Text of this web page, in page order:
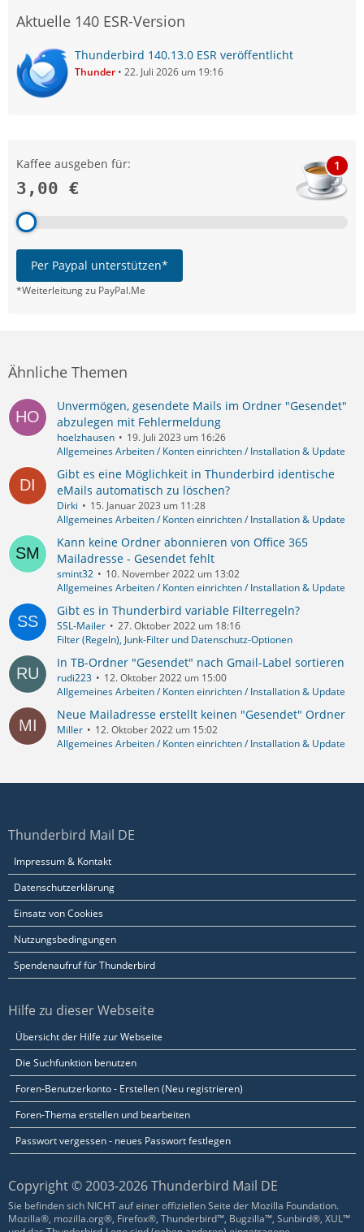
Aktuelle 140 ESR-Version
Thunderbird 140.13.0 ESR veröffentlicht
Thunder 22. Juli 2026 um 19:16
Kaffee ausgeben für:
3,00 €
1
Per Paypal unterstützen*
*Weiterleitung zu PayPal.Me
Ähnliche Themen
Unvermögen, gesendete Mails im Ordner "Gesendet"
abzulegen mit Fehlermeldung
hoelzhausen
19. Juli 2023 um 16:26
Allgemeines Arbeiten / Konten einrichten / Installation & Update
Gibt es eine Möglichkeit in Thunderbird identische
eMails automatisch zu löschen?
Dirki
15. Januar 2023 um 11:28
Allgemeines Arbeiten / Konten einrichten / Installation & Update
Kann keine Ordner abonnieren von Office 365
Mailadresse - Gesendet fehlt
smint32
10. November 2022 um 13:02
Allgemeines Arbeiten / Konten einrichten / Installation & Update
Gibt es in Thunderbird variable Filterregeln?
SSL-Mailer
27. Oktober 2022 um 18:16
Filter (Regeln), Junk-Filter und Datenschutz-Optionen
In TB-Ordner "Gesendet" nach Gmail-Label sortieren
rudi223
12. Oktober 2022 um 15:00
Allgemeines Arbeiten / Konten einrichten / Installation & Update
Neue Mailadresse erstellt keinen "Gesendet" Ordner
Miller
12. Oktober 2022 um 15:02
Allgemeines Arbeiten / Konten einrichten / Installation & Update
Thunderbird Mail DE
Impressum & Kontakt
Datenschutzerklärung
Einsatz von Cookies
Nutzungsbedingungen
Spendenaufruf für Thunderbird
Hilfe zu dieser Webseite
Übersicht der Hilfe zur Webseite
Die Suchfunktion benutzen
Foren-Benutzerkonto - Erstellen (Neu registrieren)
Foren-Thema erstellen und bearbeiten
Passwort vergessen - neues Passwort festlegen
Copyright © 2003-2026 Thunderbird Mail DE
Sie befinden sich NICHT auf einer offiziellen Seite der Mozilla Foundation.
Mozilla®, mozilla.org®, Firefox®, Thunderbird™, Bugzilla™, Sunbird®, XUL™